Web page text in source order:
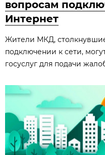
вопросам
Интернет
Жители МКД,
подключении к сети,
госуслуг для подачи